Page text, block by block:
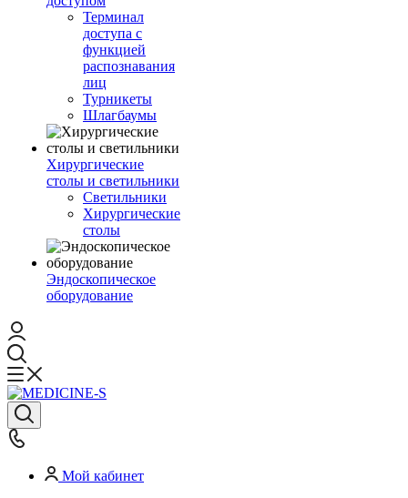
Терминал
доступа с
функцией
распознавания
лиц
Турникеты
Шлагбаумы
Хирургические
столы и светильники
Светильники
Хирургические
столы
Эндоскопическое
оборудование
Мой кабинет